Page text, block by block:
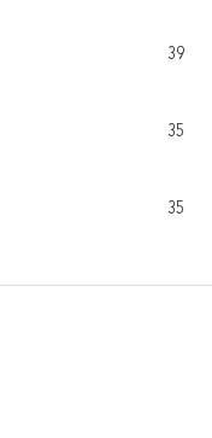
39
35
35